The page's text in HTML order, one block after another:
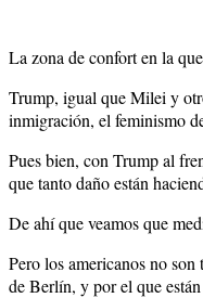
La zona de confort en la
Trump, igual que Milei y
inmigración, el feminismo
Pues bien, con Trump al
que tanto daño están
De ahí que veamos que
Pero los americanos no
de Berlín, y por el que